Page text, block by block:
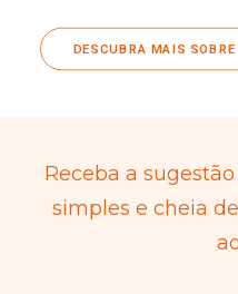
DESCUBRA MAIS SOBRE
Receba a
simples e cheia